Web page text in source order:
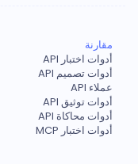
مقارنة
أدوات اختبار API
أدوات تصميم API
عملاء API
أدوات توثيق API
أدوات محاكاة API
أدوات اختبار MCP